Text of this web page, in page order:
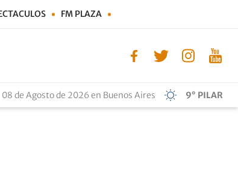
FM PLAZA
08 de Agosto de 2026 en Buenos Aires 9° PILAR